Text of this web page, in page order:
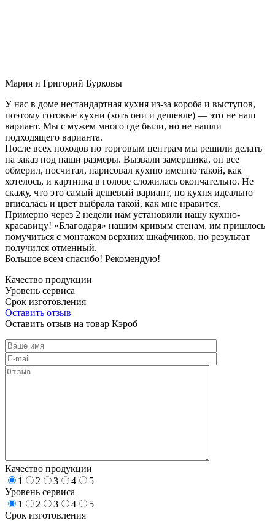
Мария и Григорий Бурковы
У нас в доме нестандартная кухня из-за короба и выступов,
поэтому готовые кухни (хоть они и дешевле) — это не наш
вариант. Мы с мужем много где были, но не нашли
подходящего варианта.
После всех походов по торговым центрам мы решили делать
на заказ под наши размеры. Вызвали замерщика, он все
обмерил, посчитал, нарисовал кухню именно такой, как
хотелось, и картинка в голове сложилась окончательно. Не
скажу, что это самый дешевый вариант, но кухня идеально
вписалась и цвет выбрала такой, как мне нравится.
Примерно через 2 недели нам установили нашу кухню-
красавицу! «Благодаря» нашим кривым стенам, им пришлось
помучиться с монтажом верхних шкафчиков, но результат
получился отменный.
Большое всем спасибо! Рекомендую!
Качество продукции
Уровень сервиса
Срок изготовления
Оставить отзыв
Оставить отзыв на товар Кэроб
Качество продукции
1
2 3 4
5
Уровень сервиса
1
2 3 4
5
Срок изготовления